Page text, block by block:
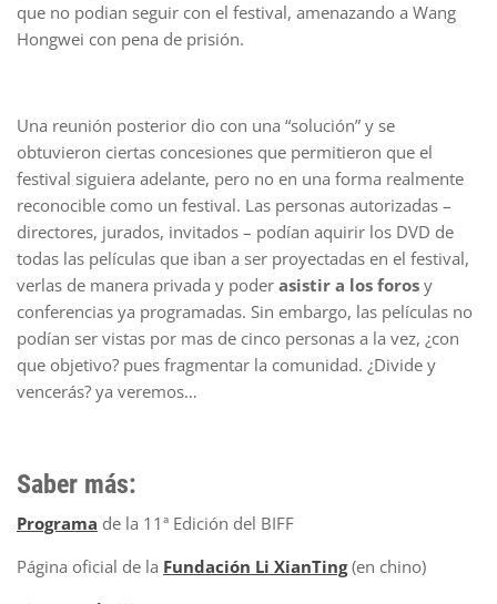
que no podian seguir con el festival, amenazando a Wang
Hongwei con pena de prisión.
Una reunión posterior dio con una “solución” y se
obtuvieron ciertas concesiones que permitieron que el
festival siguiera adelante, pero no en una forma realmente
reconocible como un festival. Las personas autorizadas –
directores, jurados, invitados – podían aquirir los DVD de
todas las películas que iban a ser proyectadas en el festival,
verlas de manera privada y poder asistir a los foros y
conferencias ya programadas. Sin embargo, las películas no
podían ser vistas por mas de cinco personas a la vez, ¿con
que objetivo? pues fragmentar la comunidad. ¿Divide y
vencerás? ya veremos…
Saber más:
Programa de la 11ª Edición del BIFF
Página oficial de la Fundación Li XianTing(en chino)